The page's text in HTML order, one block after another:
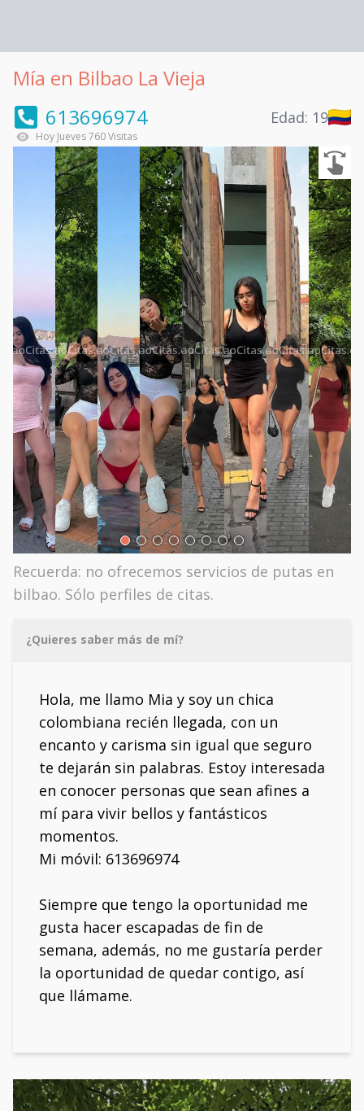
Mía en Bilbao La Vieja
613696974
Edad: 19
Hoy Jueves760Visitas
Recuerda: no ofrecemos servicios de putas en
bilbao. Sólo perfiles de citas.
¿Quieres saber más de mí?
Hola, me llamo Mia y soy un chica
colombiana recién llegada, con un
encanto y carisma sin igual que seguro
te dejarán sin palabras. Estoy interesada
en conocer personas que sean afines a
mí para vivir bellos y fantásticos
momentos.
Mi móvil: 613696974
Siempre que tengo la oportunidad me
gusta hacer escapadas de fin de
semana, además, no me gustaría perder
la oportunidad de quedar contigo, así
que llámame.